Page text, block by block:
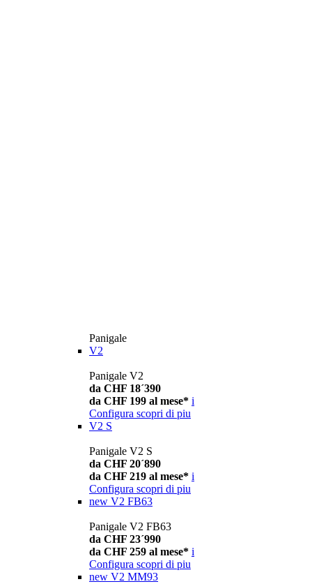
Panigale
V2
Panigale V2
da CHF 18´390
da CHF 199 al mese* i
Configura scopri di piu
V2 S
Panigale V2 S
da CHF 20´890
da CHF 219 al mese* i
Configura scopri di piu
new V2 FB63
Panigale V2 FB63
da CHF 23´990
da CHF 259 al mese* i
Configura scopri di piu
new V2 MM93